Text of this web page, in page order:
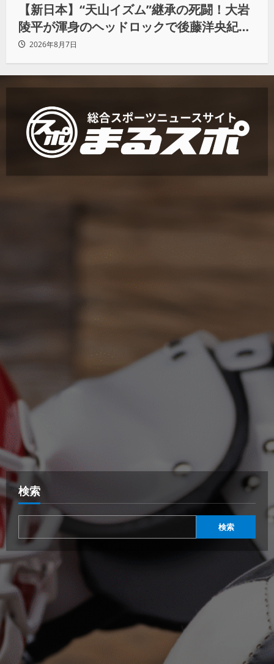
【新日本】“天山イズム”継承の死闘！大岩
陵平が渾身のヘッドロックで後藤洋央紀か
らタップ奪取 執念の「リベンジ＆4勝目」
2026年8月7日
検索
検索